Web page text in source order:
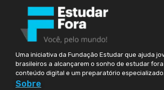
Uma iniciativa da Fundação Estudar que ajuda
brasileiros a alcançarem o sonho de estudar
conteúdo digital e um preparatório especializado.
Sobre